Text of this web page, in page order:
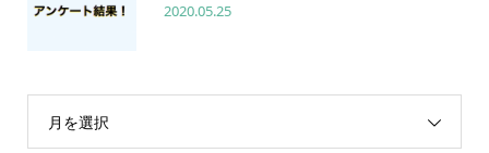
2020.05.25
月を選択